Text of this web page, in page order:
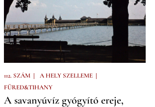
112. SZÁM | A HELY SZELLEME |
FÜRED&TIHANY
A savanyúvíz gyógyító ereje,